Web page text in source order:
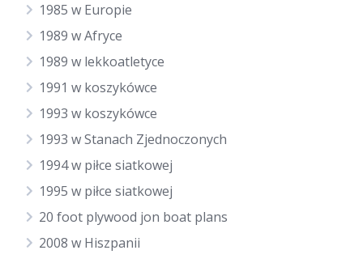
1985 w Europie
1989 w Afryce
1989 w lekkoatletyce
1991 w koszykówce
1993 w koszykówce
1993 w Stanach Zjednoczonych
1994 w piłce siatkowej
1995 w piłce siatkowej
20 foot plywood jon boat plans
2008 w Hiszpanii